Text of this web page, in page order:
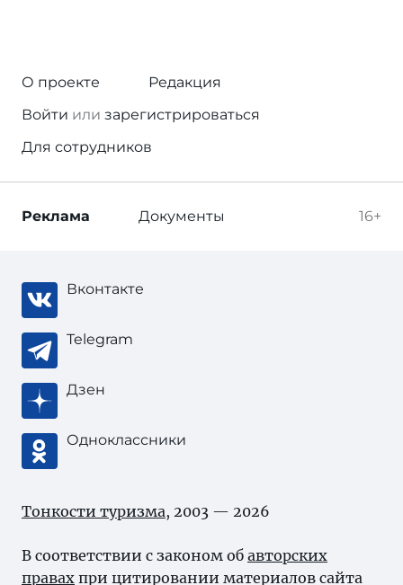
О проекте
Редакция
Войти или зарегистрироваться
Для сотрудников
16+
Реклама Документы
Вконтакте
Telegram
Дзен
Одноклассники
Тонкости туризма, 2003 — 2026
В соответствии с законом об авторских
правах при цитировании материалов сайта